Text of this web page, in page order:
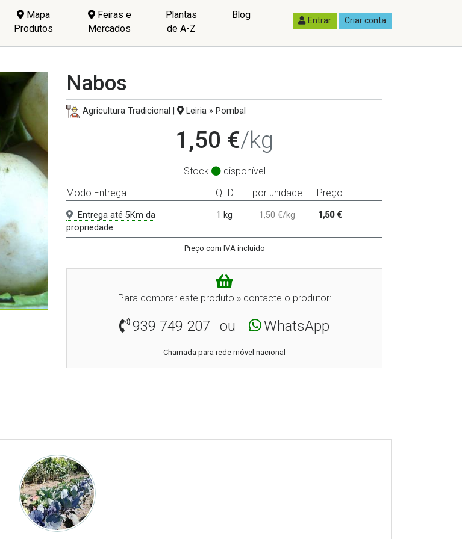
Mapa
Produtos
Feiras e
Mercados
Plantas
de A-Z
Blog Entrar Criar conta
Nabos
Agricultura Tradicional | Leiria » Pombal
1,50 €/kg
Stock
disponível
Modo Entrega
QTD por unidade Preço
Entrega até 5Km da
propriedade
1 kg 1,50 €/kg 1,50 €
Preço com IVA incluído
Para comprar este produto » contacte o produtor:
939 749 207 ou WhatsApp
Chamada para rede móvel nacional